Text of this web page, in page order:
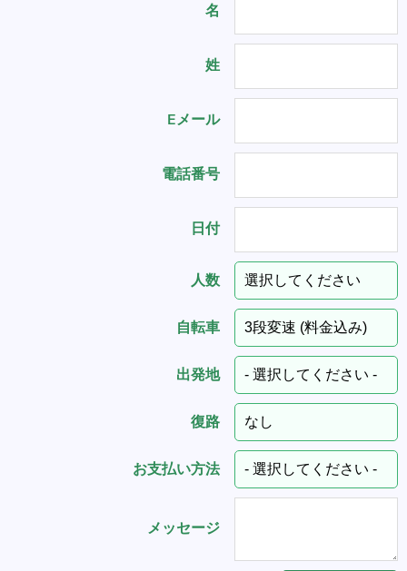
名
姓
Eメール
電話番号
日付
人数
自転車
出発地
復路
お支払い方法
メッセージ